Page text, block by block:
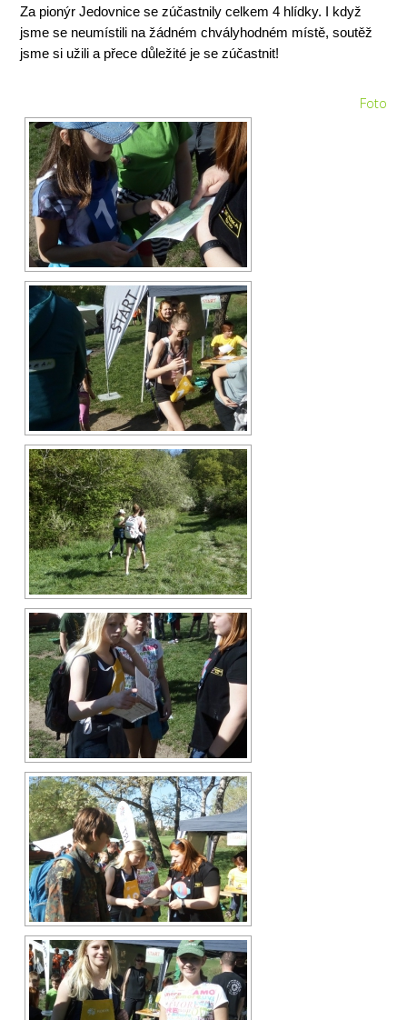
Za pionýr Jedovnice se zúčastnily celkem 4 hlídky. I když
jsme se neumístili na žádném chvályhodném místě, soutěž
jsme si užili a přece důležité je se zúčastnit!
Foto